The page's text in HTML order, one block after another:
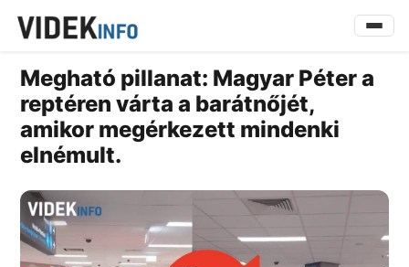
Megható pillanat: Magyar Péter a
reptéren várta a barátnőjét,
amikor megérkezett mindenki
elnémult.